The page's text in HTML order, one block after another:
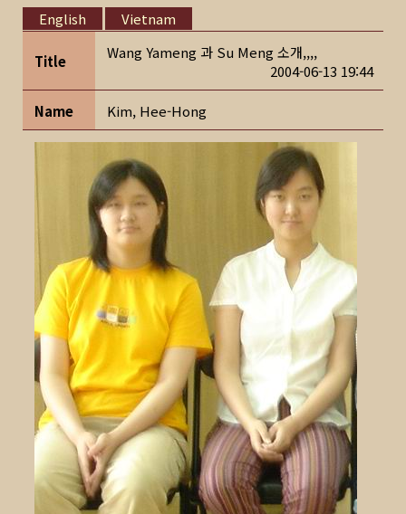
English Vietnam
Title
Wang Yameng 과 Su Meng 소개,,,,
2004-06-13 19:44
Name Kim, Hee-Hong